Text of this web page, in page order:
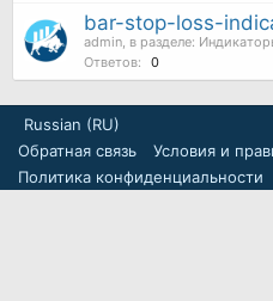
bar-stop-loss-
admin , в разделе:
Ответов:
0
Russian (RU)
Обратная связь
Условия и
Политика конфиденциальности